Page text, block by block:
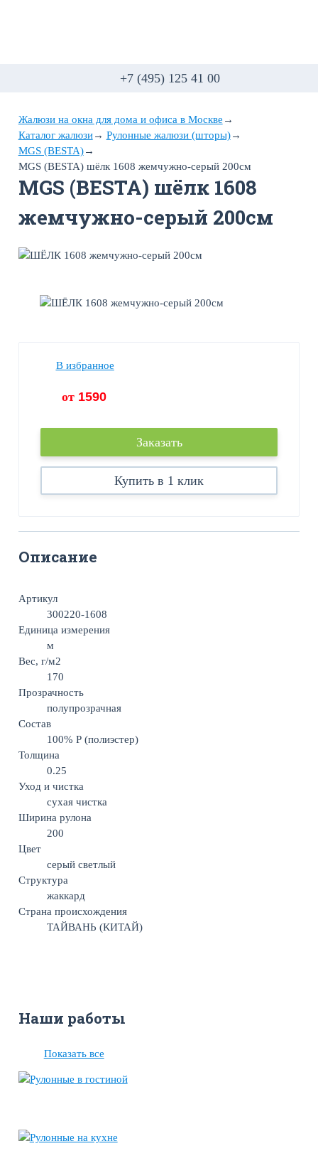
+7 (495) 125 41 00
Жалюзи на окна для дома и офиса в Москве →
Каталог жалюзи→ Рулонные жалюзи (шторы)→
MGS (BESTA)→
MGS (BESTA) шёлк 1608 жемчужно-серый 200см
MGS (BESTA) шёлк 1608
жемчужно-серый 200см
В избранное
от 1590
Заказать
Купить в 1 клик
Описание
Артикул
300220-1608
Единица измерения
м
Вес, г/м2
170
Прозрачность
полупрозрачная
Состав
100% Р (полиэстер)
Толщина
0.25
Уход и чистка
сухая чистка
Ширина рулона
200
Цвет
серый светлый
Структура
жаккард
Страна происхождения
ТАЙВАНЬ (КИТАЙ)
Наши работы
Показать все